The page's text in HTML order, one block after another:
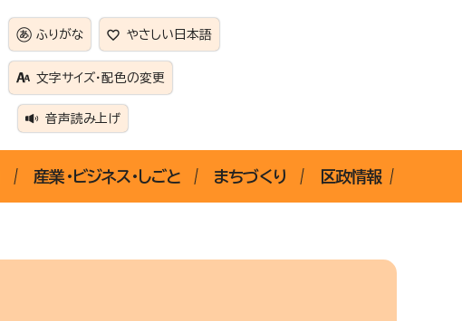
ふりがな やさしい日本語
文字サイズ・配色の変更
音声読み上げ
産業・ビジネス・しごと まちづくり 区政情報